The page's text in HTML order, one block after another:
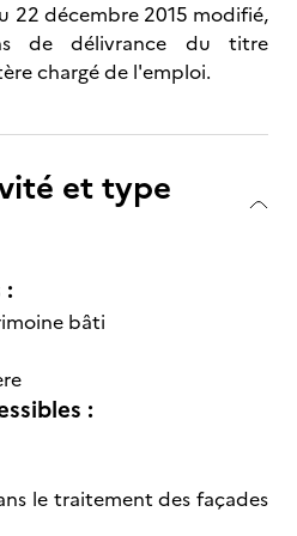
22 décembre 2015 modifié,
de délivrance du titre
chargé de l'emploi.
et type
:
bâti
:
le traitement des façades